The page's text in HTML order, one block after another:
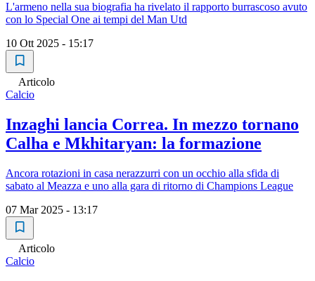
L'armeno nella sua biografia ha rivelato il rapporto burrascoso avuto
con lo Special One ai tempi del Man Utd
10 Ott 2025 - 15:17
Articolo
Calcio
Inzaghi lancia Correa. In mezzo tornano
Calha e Mkhitaryan: la formazione
Ancora rotazioni in casa nerazzurri con un occhio alla sfida di
sabato al Meazza e uno alla gara di ritorno di Champions League
07 Mar 2025 - 13:17
Articolo
Calcio